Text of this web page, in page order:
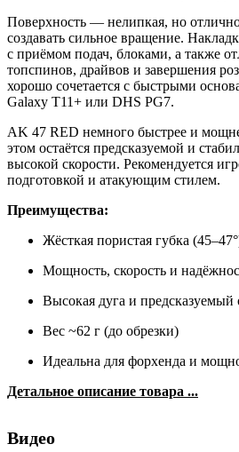
Поверхность — нелипкая, но
создавать сильное вращение.
с приёмом подач, блоками, а также
топспинов, драйвов и завершения
хорошо сочетается с быстрыми
Galaxy T11+ или DHS PG7.
AK 47 RED немного быстрее и
этом остаётся предсказуемой и
высокой скорости. Рекомендуется
подготовкой и атакующим стилем.
Преимущества:
Жёсткая пористая губка
Мощность, скорость и
Высокая дуга и предсказуемый
Вес ~62 г (до обрезки)
Идеальна для форхенда и
Детальное описание товара ...
Видео